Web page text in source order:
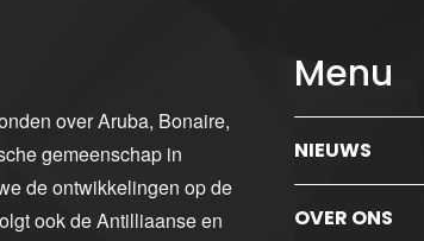
over Aruba, Bonaire,
gemeenschap in
de ontwikkelingen op de
ook de Antilliaanse en
Menu
NIEUWS
OVER ONS